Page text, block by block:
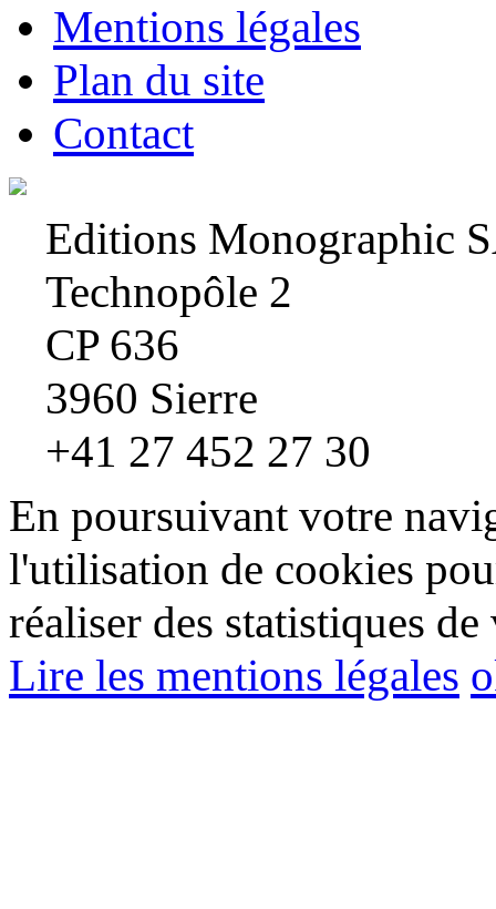
Mentions légales
Plan du site
Contact
Editions Monographic
Technopôle 2
CP 636
3960 Sierre
+41 27 452 27 30
En poursuivant votre
l'utilisation de cookies
réaliser des statistiques de
Lire les mentions légales